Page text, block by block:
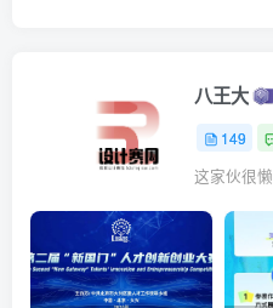
八王大
149
这家伙很